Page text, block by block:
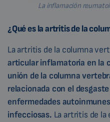
La inflamación
¿Qué es la artritis de la
La artritis de la columna
articular inflamatoria en la
unión de la columna
relacionada con el
enfermedades
infecciosas. La artritis de la